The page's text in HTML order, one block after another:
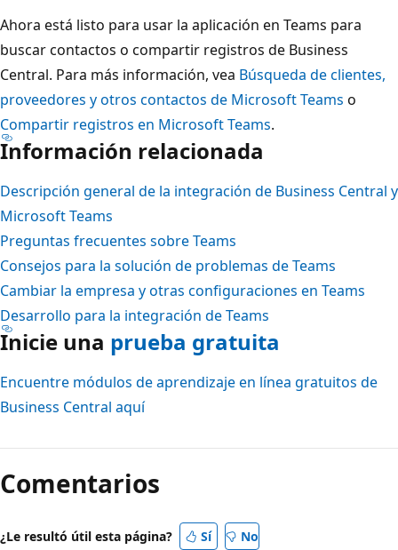
Ahora está listo para usar la aplicación en Teams para
buscar contactos o compartir registros de Business
Central. Para más información, vea Búsqueda de clientes,
proveedores y otros contactos de Microsoft Teams o
Compartir registros en Microsoft Teams.
Información relacionada
Descripción general de la integración de Business Central y
Microsoft Teams
Preguntas frecuentes sobre Teams
Consejos para la solución de problemas de Teams
Cambiar la empresa y otras configuraciones en Teams
Desarrollo para la integración de Teams
Inicie una prueba gratuita
Encuentre módulos de aprendizaje en línea gratuitos de
Business Central aquí
Comentarios
¿Le resultó útil esta página? Sí No